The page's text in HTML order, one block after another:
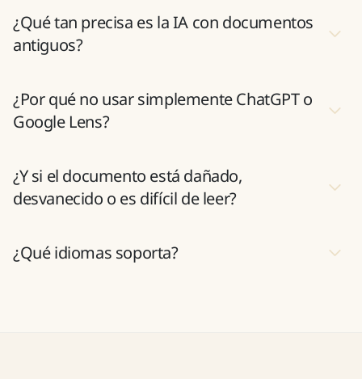
¿Qué tan precisa es la IA con documentos
antiguos?
¿Por qué no usar simplemente ChatGPT o
Google Lens?
¿Y si el documento está dañado,
desvanecido o es difícil de leer?
¿Qué idiomas soporta?